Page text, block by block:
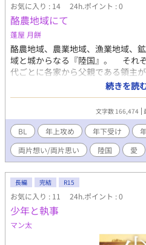
お気に入り : 14 24h.ポイント : 0
酪農地域にて
蓬屋 月餅
酪農地域、農業地域、漁業地域、
域と城からなる『陸国』。 それ
代ごとに各家から父親である領主
領主を務める決まりとなっている
農地域の若領主となるが、ある1
だ色々と話をしたりするだけで
も、彼は男で、私も男じゃないか
そんなんじゃない…だろ…」 意識
意識する。 そうして次第に『彼
が、果たして、その想いが行きつ
続きを読
文字数 166,474
BL 年上攻め 年下受け
両片想い/両片思い
陸国 愛
長編 完結 R15
お気に入り : 11 24h.ポイント : 0
少年と執事
マン太